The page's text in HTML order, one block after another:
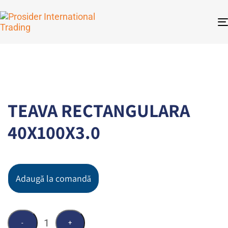
TEAVA RECTANGULARA
40X100X3.0
Adaugă la comandă